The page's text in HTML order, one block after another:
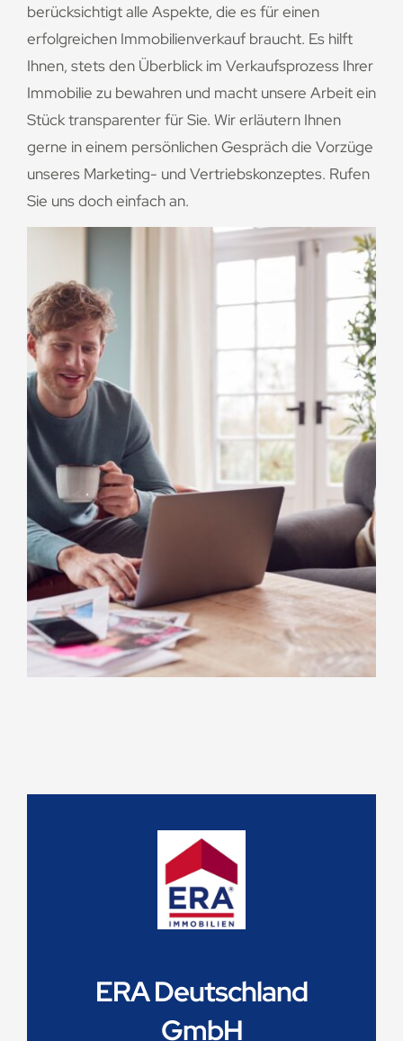
berücksichtigt alle Aspekte, die es für einen
erfolgreichen Immobilienverkauf braucht. Es hilft
Ihnen, stets den Überblick im Verkaufsprozess Ihrer
Immobilie zu bewahren und macht unsere Arbeit ein
Stück transparenter für Sie. Wir erläutern Ihnen
gerne in einem persönlichen Gespräch die Vorzüge
unseres Marketing- und Vertriebskonzeptes. Rufen
Sie uns doch einfach an.
ERA Deutschland
GmbH